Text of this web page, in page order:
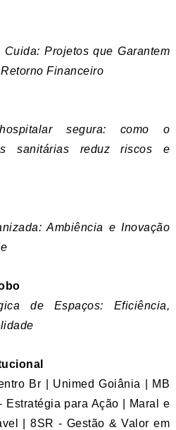
Cuida: Projetos que Garantem
Financeiro
hospitalar segura: como o
sanitárias reduz riscos e
Ambiência e Inovação
de Espaços: Eficiência,
Br | Unimed Goiânia | MB
Estratégia para Ação | Maral e
| 8SR - Gestão & Valor em